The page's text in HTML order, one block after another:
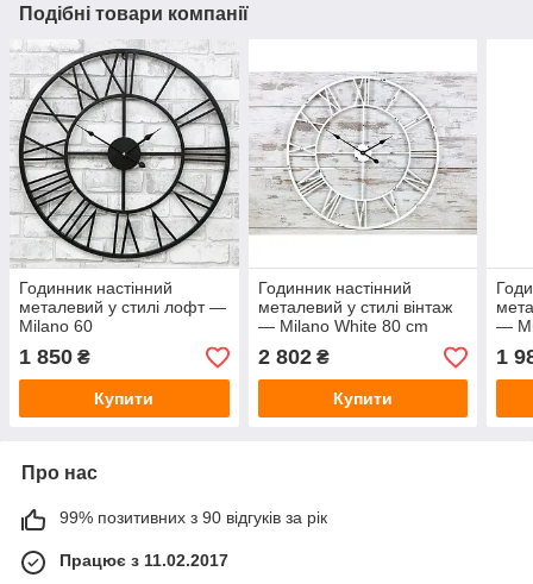
Подібні товари компанії
Годинник настінний
металевий у стилі лофт —
Milano 60
1 850 ₴
Купити
Годинник настінний
металевий у стилі вінтаж
— Milano White 80 cm
2 802₴
Купити
—
1
Про нас
99% позитивних з 90 відгуків за рік
Працює з 11.02.2017